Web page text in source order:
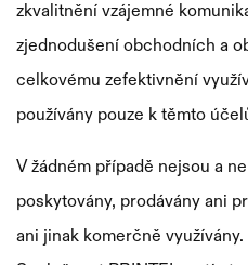
zkvalitnění vzájemné
zjednodušení obchodních a
celkovému zefektivnění
používány pouze k těmto
V žádném případě nejsou a
poskytovány, prodávány ani
ani jinak komerčně využívány.